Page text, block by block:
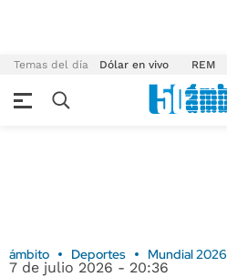
Temas del día Dólar en vivo REM
ámbito Deportes Mundial 2026
7 de julio 2026 - 20:36